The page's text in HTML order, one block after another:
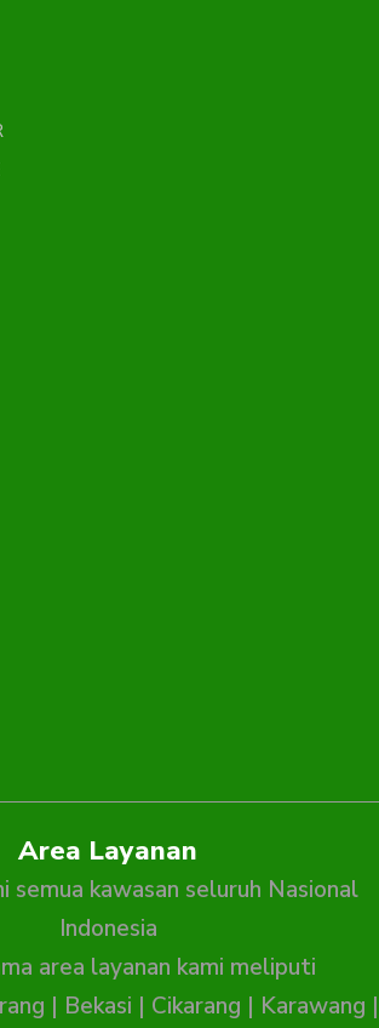
Area Layanan
semua kawasan seluruh Nasional
Indonesia
area layanan kami meliputi
| Bekasi | Cikarang | Karawang |